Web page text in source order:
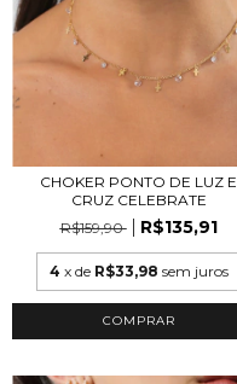
CHOKER PONTO DE LUZ E
CRUZ CELEBRATE
R$159,90
R$135,91
4 x de R$33,98 sem juros
COMPRAR